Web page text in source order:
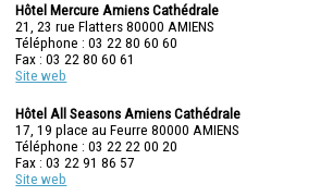
Hôtel Mercure Amiens Cathédrale
21, 23 rue Flatters 80000 AMIENS
Téléphone : 03 22 80 60 60
Fax : 03 22 80 60 61
Site web
Hôtel All Seasons Amiens Cathédrale
17, 19 place au Feurre 80000 AMIENS
Téléphone : 03 22 22 00 20
Fax : 03 22 91 86 57
Site web